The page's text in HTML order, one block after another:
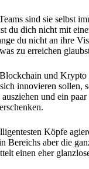
sind sie selbst
du dich nicht mit
du nicht an ihre
zu erreichen
und Krypto
innovieren sollen,
und ein paar
Köpfe
Bereichs aber die
einen eher